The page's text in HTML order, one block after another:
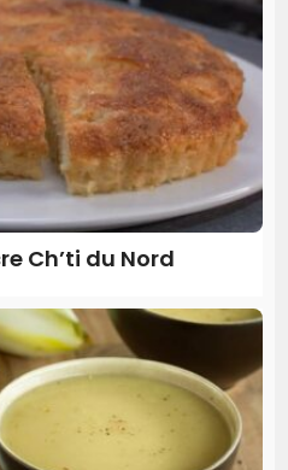
Ch’ti du Nord